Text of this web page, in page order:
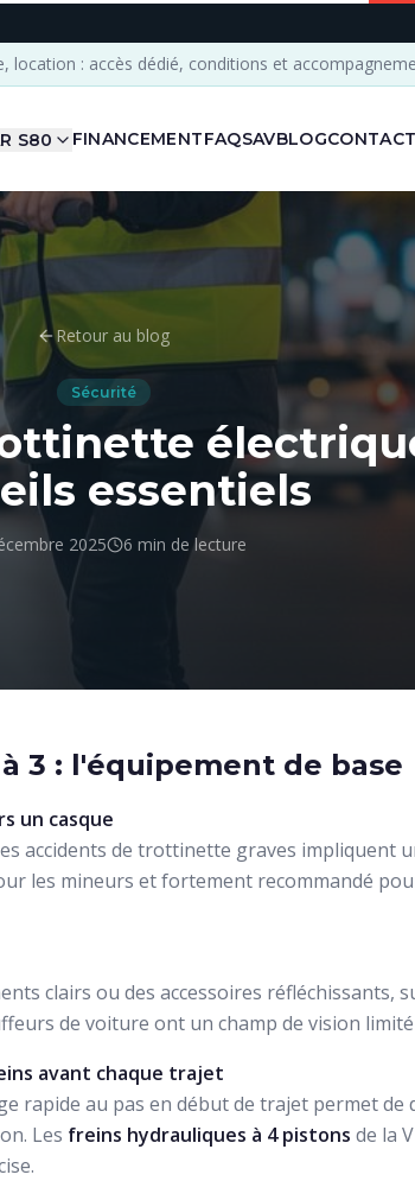
location : accès dédié, conditions et
S80 FINANCEMENTFAQSAVBLOGCONTACT
Retour au blog
Sécurité
essentiels
2025 6 min de lecture
à 3 : l'équipement de base
un casque
accidents de trottinette graves impliquent
les mineurs et fortement recommandé
clairs ou des accessoires réfléchissants,
de voiture ont un champ de vision
avant chaque trajet
rapide au pas en début de trajet permet
Les freins hydrauliques à 4 pistons de la